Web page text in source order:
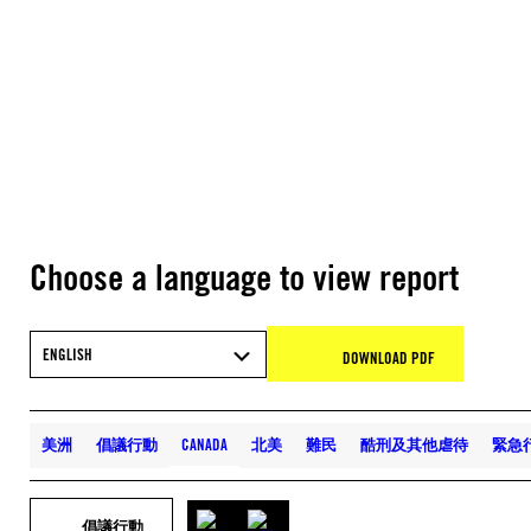
Choose a language to view report
ENGLISH DOWNLOAD PDF
美洲 倡議行動 CANADA 北美 難民 酷刑及其他虐待 緊急
倡議行動